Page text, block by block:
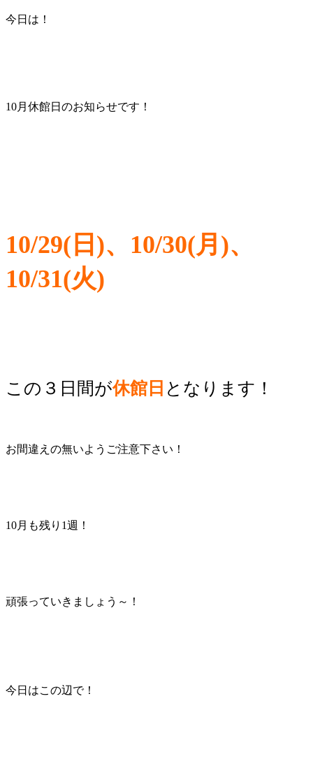
今日は！
10月休館日のお知らせです！
10/29(日)、10/30(月)、
10/31(火)
この３日間が休館日 となります！
お間違えの無いようご注意下さい！
10月も残り1週！
頑張っていきましょう～！
今日はこの辺で！